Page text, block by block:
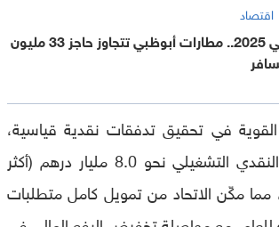
اقتصاد
في 2025.. مطارات أبوظبي تتجاوز حاجز 33 مليون
في تحقيق تدفقات نقدية قياسية،
حيث بلغ التدفق النقدي التشغيلي نحو 8.0 مليار درهم (أكثر
مما مكّن الاتحاد من تمويل كامل متطلبات